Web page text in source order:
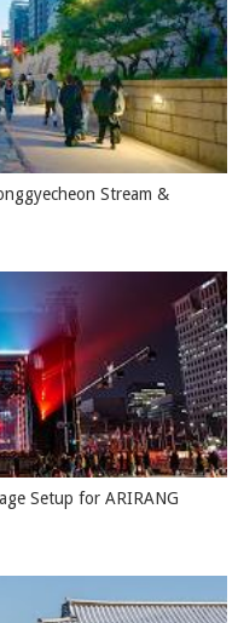
Stream &
Setup for ARIRANG